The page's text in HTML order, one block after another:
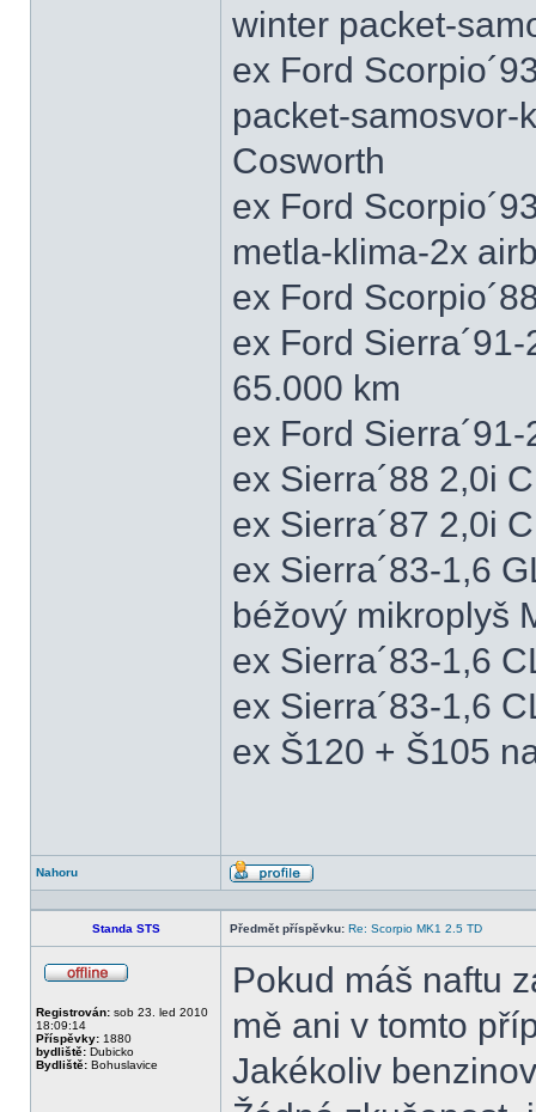
winter packet-
ex Ford
packet-samosvor-
Cosworth
ex Ford
metla-klima-2x
ex Ford
ex Ford
65.000 km
ex Ford
ex Sierra´88 2,0i
ex Sierra´87 2,0i
ex Sierra´83-1,6
béžový mikroplyš
ex Sierra´83-1,6
ex Sierra´83-1,6
ex Š120 + Š105
Nahoru
Profil
Standa STS Předmět příspěvku: Re: Scorpio MK1 2.5 TD
Registrován: sob 23. led 2010
18:09:14
Příspěvky: 1880
bydliště: Dubicko
Bydliště: Bohuslavice
Pokud máš naftu
mě ani v tomto
Jakékoliv